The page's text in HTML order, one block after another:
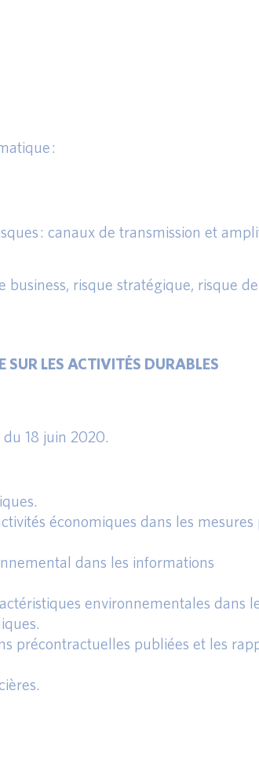
:
: canaux de transmission et
risque stratégique, risque de
LES ACTIVITÉS DURABLES
18 juin 2020.
économiques dans les mesures
dans les informations
environnementales dans
précontractuelles publiées et les